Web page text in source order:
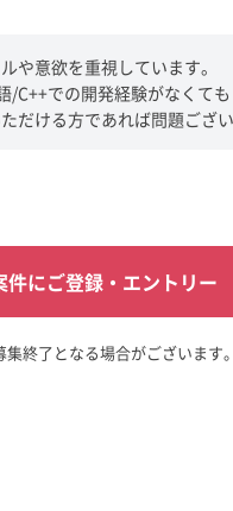
や意欲を重視しています。
/C++での開発経験がなくても
だける方であれば問題ござい
件にご登録・エントリー
終了となる場合がございます